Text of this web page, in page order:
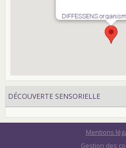
DIFFESSENS
DÉCOUVERTE SENSORIELLE
Mentions
Gestion des